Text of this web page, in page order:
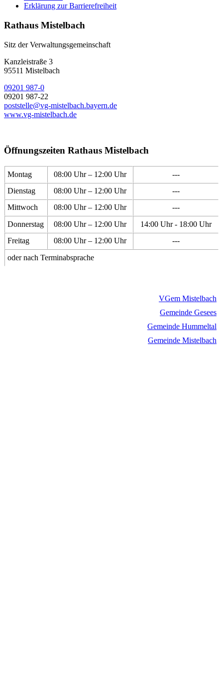
Erklärung zur Barrierefreiheit
Rathaus Mistelbach
Sitz der Verwaltungsgemeinschaft
Kanzleistraße 3
95511 Mistelbach
09201 987-0
09201 987-22
poststelle@vg-mistelbach.bayern.de
www.vg-mistelbach.de
Öffnungszeiten Rathaus Mistelbach
Montag 08:00 Uhr – 12:00 Uhr
---
Dienstag
08:00 Uhr – 12:00 Uhr
---
Mittwoch
08:00 Uhr – 12:00 Uhr
---
Donnerstag
08:00 Uhr – 12:00 Uhr
14:00 Uhr - 18:00 Uhr
Freitag
08:00 Uhr – 12:00 Uhr
---
oder nach Terminabsprache
VGem Mistelbach
Gemeinde Gesees
Gemeinde Hummeltal
Gemeinde Mistelbach